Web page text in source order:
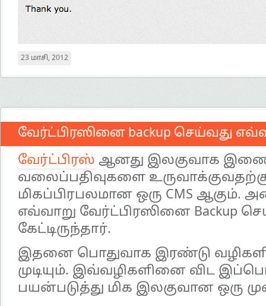
23 மாசி, 2012
வேர்ட்பிரஸினை backup செய்வது
வேர்ட்பிரஸ் ஆனது இலகுவாக
வலைப்பதிவுகளை
மிகப்பிரபலமான ஒரு CMS
எவ்வாறு வேர்ட்பிரஸினை Backup
கேட்டிருந்தார்.
இதனை பொதுவாக இரண்டு
முடியும். இவ்வழிகளினை விட
பயன்படுத்து மிக இலகுவான ஒரு